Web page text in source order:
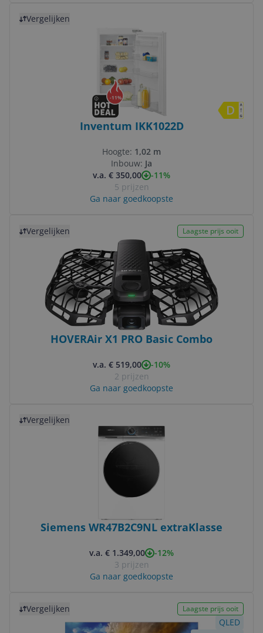
Vergelijken
-11%
Inventum IKK1022D
Hoogte: 1,02 m
Inbouw: Ja
v.a. € 350,00
-11%
5 prijzen
Ga naar goedkoopste
Vergelijken Laagste prijs ooit
HOVERAir X1 PRO Basic Combo
v.a. € 519,00
-10%
2 prijzen
Ga naar goedkoopste
Vergelijken
Siemens WR47B2C9NL extraKlasse
v.a. € 1.349,00
-12%
3 prijzen
Ga naar goedkoopste
Vergelijken Laagste prijs ooit
QLED